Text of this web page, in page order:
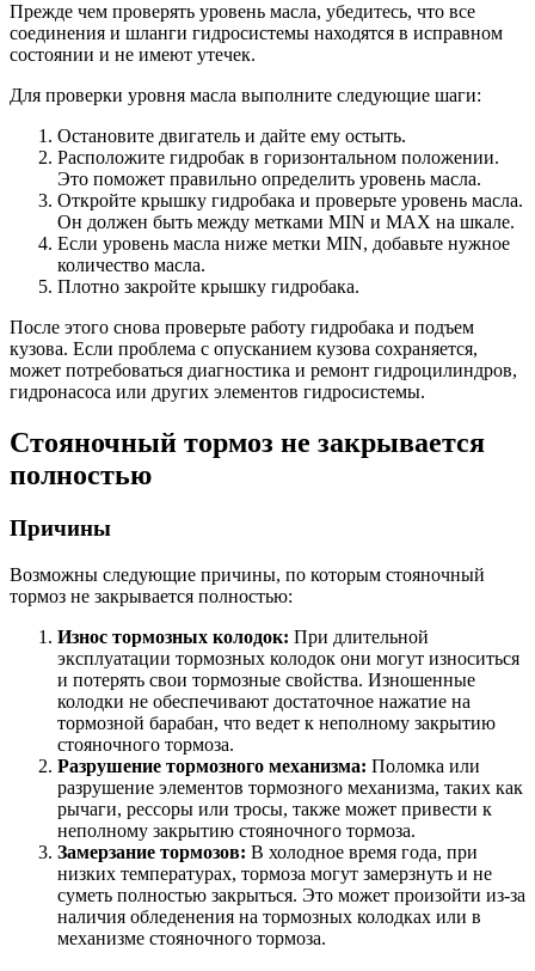
Прежде чем проверять уровень масла, убедитесь, что все
соединения и шланги гидросистемы находятся в исправном
состоянии и не имеют утечек.
Для проверки уровня масла выполните следующие шаги:
Остановите двигатель и дайте ему остыть.
Расположите гидробак в горизонтальном положении.
Это поможет правильно определить уровень масла.
Откройте крышку гидробака и проверьте уровень масла.
Он должен быть между метками MIN и MAX на шкале.
Если уровень масла ниже метки MIN, добавьте нужное
количество масла.
Плотно закройте крышку гидробака.
После этого снова проверьте работу гидробака и подъем
кузова. Если проблема с опусканием кузова сохраняется,
может потребоваться диагностика и ремонт гидроцилиндров,
гидронасоса или других элементов гидросистемы.
Стояночный тормоз не закрывается
полностью
Причины
Возможны следующие причины, по которым стояночный
тормоз не закрывается полностью:
Износ тормозных колодок: При длительной
эксплуатации тормозных колодок они могут износиться
и потерять свои тормозные свойства. Изношенные
колодки не обеспечивают достаточное нажатие на
тормозной барабан, что ведет к неполному закрытию
стояночного тормоза.
Разрушение тормозного механизма: Поломка или
разрушение элементов тормозного механизма, таких как
рычаги, рессоры или тросы, также может привести к
неполному закрытию стояночного тормоза.
Замерзание тормозов: В холодное время года, при
низких температурах, тормоза могут замерзнуть и не
суметь полностью закрыться. Это может произойти из-за
наличия обледенения на тормозных колодках или в
механизме стояночного тормоза.